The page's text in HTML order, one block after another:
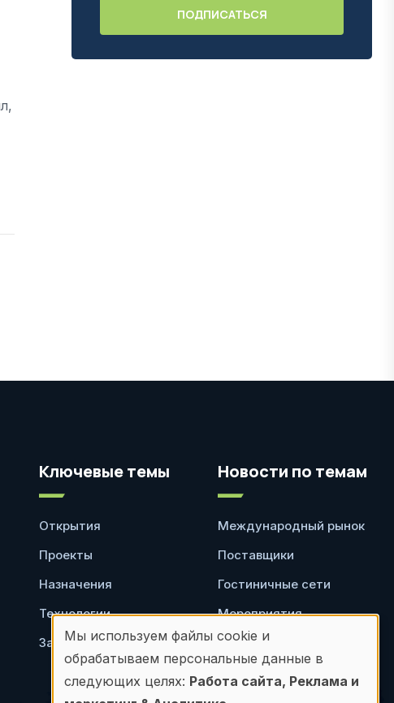
Ключевые темы
Открытия
Проекты
Назначения
Технологии
Законодательство
Новости по темам
Международный рынок
Поставщики
Гостиничные сети
Мероприятия
Ресторан
Использование
персональных
Мы используем файлы cookie и
обрабатываем персональные данные в
следующих целях: Работа сайта, Реклама и